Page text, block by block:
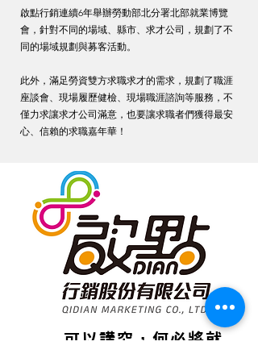
啟點行銷連續6年舉辦勞動部北分署北部就業博覽
會，針對不同的場域、縣市、求才公司，規劃了不
同的場域規劃與募客活動。
此外，滿足勞資雙方求職求才的需求，規劃了職涯
座談會、現場履歷健檢、現場職涯諮詢等服務，不
僅力求讓求才公司滿意，也要讓求職者們獲得最安
心、信賴的求職嘉年華！
​可以講究，何必將就